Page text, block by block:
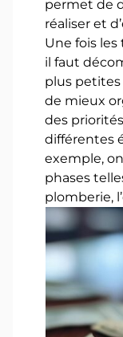
permet de
réaliser et
Une fois les
il faut
plus petites
de mieux
des
différentes
exemple,
phases
plomberie,